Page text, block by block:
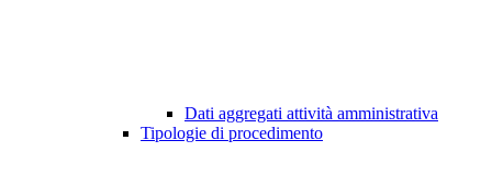
Dati aggregati attività amministrativa
Tipologie di procedimento